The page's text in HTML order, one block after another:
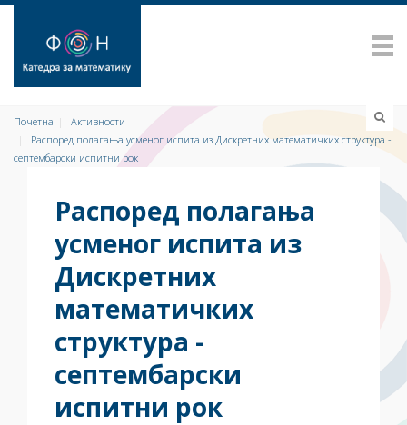
Почетна
Активности
Распоред полагања усменог испита из Дискретних математичких структура -
септембарски испитни рок
Распоред полагања
усменог испита из
Дискретних
математичких
структура -
септембарски
испитни рок